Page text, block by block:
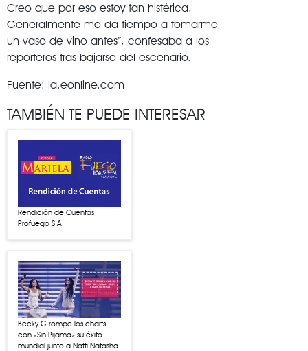
Creo que por eso estoy tan histérica.
Generalmente me da tiempo a tomarme
un vaso de vino antes”, confesaba a los
reporteros tras bajarse del escenario.
Fuente: la.eonline.com
TAMBIÉN TE PUEDE INTERESAR
Rendición de Cuentas
Profuego S.A
Becky G rompe los charts
con «Sin Pijama» su éxito
mundial junto a Natti Natasha